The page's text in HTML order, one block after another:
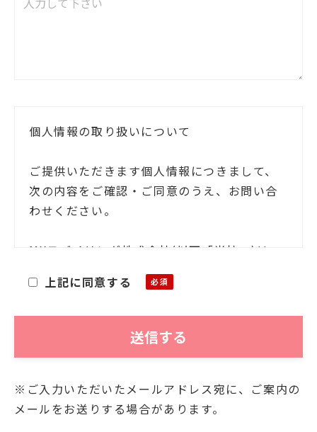
個人情報の取り扱いについて
ご提供いただきます個人情報につきまして、
次の内容をご確認・ご同意のうえ、お問い合
わせください。
MXモバイリング株式会社(以下「当社」)は、
お客様ご本人の氏名・住所等の個人情報(以下
「個人情報」)をご提供いただくにあたり、そ
ないことを次の通りお知らせいたします。
お客様よりご提供いただきました個人情報
は、当社において、次の目的にのみ利用させ
上記に同意する
※ご入力いただいたメールアドレス宛に、ご案内の
メールをお送りする場合があります。